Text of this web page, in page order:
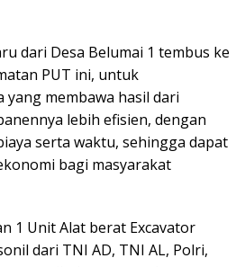
dari Desa Belumai 1 tembus ke
PUT ini, untuk
yang membawa hasil dari
lebih efisien, dengan
serta waktu, sehingga dapat
bagi masyarakat
1 Unit Alat berat Excavator
dari TNI AD, TNI AL, Polri,